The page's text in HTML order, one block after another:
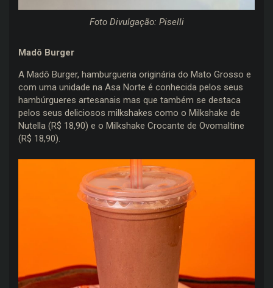
Foto Divulgação: Piselli
Madô Burger
A Madô Burger, hamburgueria originária do Mato Grosso e
com uma unidade na Asa Norte é conhecida pelos seus
hambúrgueres artesanais mas que também se destaca
pelos seus deliciosos milkshakes como o Milkshake de
Nutella (R$ 18,90) e o Milkshake Crocante de Ovomaltine
(R$ 18,90).